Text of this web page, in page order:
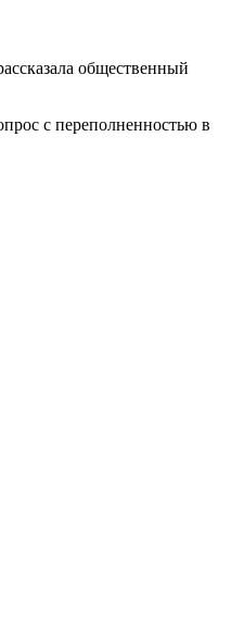
общественный
с переполненностью в